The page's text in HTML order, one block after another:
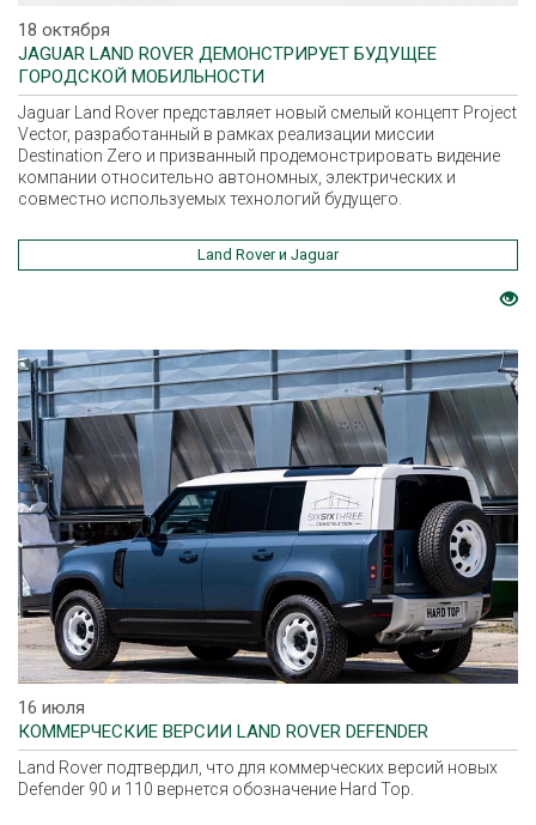
18 октября
JAGUAR LAND ROVER ДЕМОНСТРИРУЕТ БУДУЩЕЕ
ГОРОДСКОЙ МОБИЛЬНОСТИ
Jaguar Land Rover представляет новый смелый концепт Project
Vector, разработанный в рамках реализации миссии
Destination Zero и призванный продемонстрировать видение
компании относительно автономных, электрических и
совместно используемых технологий будущего.
Land Rover и Jaguar
16 июля
КОММЕРЧЕСКИЕ ВЕРСИИ LAND ROVER DEFENDER
Land Rover подтвердил, что для коммерческих версий новых
Defender 90 и 110 вернется обозначение Hard Top.